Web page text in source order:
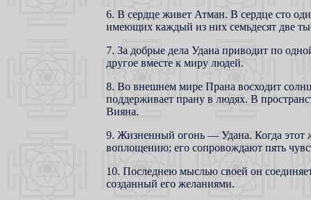
6. В сердце живет Атман. В сердце сто
имеющих каждый из них семьдесят две
7. За добрые дела Удана приводит по
другое вместе к миру людей.
8. Во внешнем мире Прана восходит
поддерживает прану в людях. В
Вияна.
9. Жизненный огонь — Удана. Когда этот
воплощению; его сопровождают пять
10. Последнею мыслью своей он
созданный его желаниями.